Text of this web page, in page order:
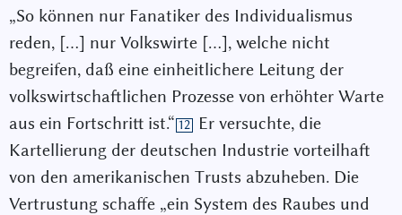
„So können nur Fanatiker des Individualismus
reden, […] nur Volkswirte […], welche nicht
begreifen, daß eine einheitlichere Leitung der
volkswirtschaftlichen Prozesse von erhöhter Warte
aus ein Fortschritt ist.“ 12
Er versuchte, die
Kartellierung der deutschen Industrie vorteilhaft
von den amerikanischen Trusts abzuheben. Die
Vertrustung schaffe „ein System des Raubes und